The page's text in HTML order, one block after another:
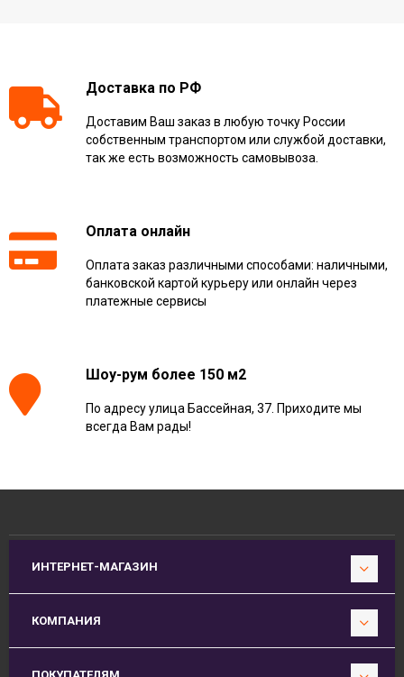
Доставка по РФ
Доставим Ваш заказ в любую точку России
собственным транспортом или службой доставки,
так же есть возможность самовывоза.
Оплата онлайн
Оплата заказ различными способами: наличными,
банковской картой курьеру или онлайн через
платежные сервисы
Шоу-рум более 150 м2
По адресу улица Бассейная, 37. Приходите мы
всегда Вам рады!
ИНТЕРНЕТ-МАГАЗИН
КОМПАНИЯ